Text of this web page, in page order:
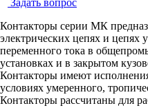
Контакторы серии МК
электрических цепях и цепях
переменного тока в
установках и в закрытом
Контакторы имеют
условиях умеренного,
Контакторы рассчитаны для